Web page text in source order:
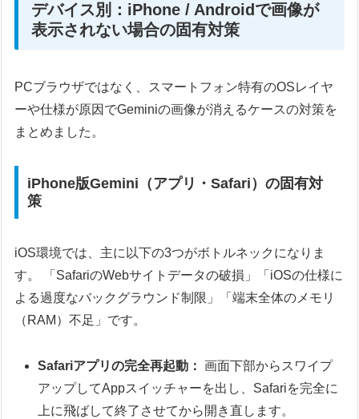
デバイス別：iPhone / Androidで画像が
表示されない場合の固有対策
PCブラウザではなく、スマートフォン特有のOSレイヤ
ーや仕様が原因でGeminiの画像が消えるケースの対策を
まとめました。
iPhone版Gemini（アプリ・Safari）の固有対
策
iOS環境では、主に以下の3つがボトルネックになりま
す。 「SafariのWebサイトデータの破損」「iOSの仕様に
よる過度なバックグラウンド制限」「端末全体のメモリ
（RAM）不足」です。
Safariアプリの完全再起動： 画面下部からスワイプ
アップしてAppスイッチャーを出し、Safariを完全に
上に飛ばして終了させてから開き直します。